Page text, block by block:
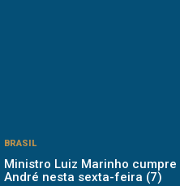
BRASIL
Ministro Luiz Marinho
André nesta sexta-feira (7)